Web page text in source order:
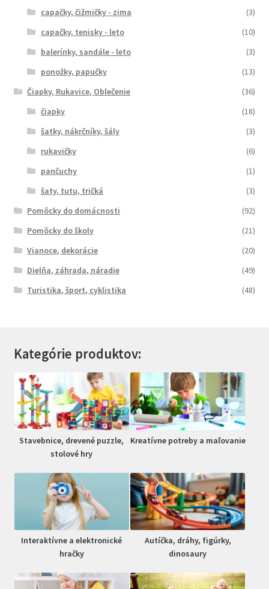
capačky, čižmičky - zima
(3)
capačky, tenisky - leto
(10)
balerínky, sandále - leto
(3)
ponožky, papučky
(13)
Čiapky, Rukavice, Oblečenie
(36)
čiapky
(18)
šatky, nákrčníky, šály
(3)
rukavičky
(6)
pančuchy
(1)
šaty, tutu, tričká
(3)
Pomôcky do domácnosti
(92)
Pomôcky do školy
(21)
Vianoce, dekorácie
(20)
Dielňa, záhrada, náradie
(49)
Turistika, šport, cyklistika
(48)
Kategórie produktov:
Stavebnice, drevené puzzle,
stolové hry
Kreatívne potreby a maľovanie
Interaktívne a elektronické
hračky
Autíčka, dráhy, figúrky,
dinosaury